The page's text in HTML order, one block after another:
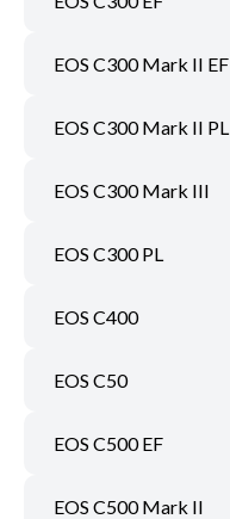
EOS C300 Mark II EF
EOS C300 Mark II PL
EOS C300 Mark III
EOS C300 PL
EOS C400
EOS C50
EOS C500 EF
EOS C500 Mark II